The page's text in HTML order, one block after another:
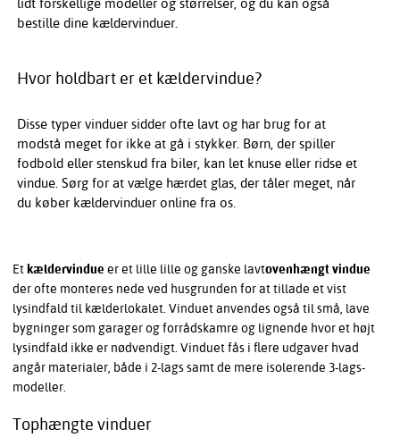
bestille dine kældervinduer.
Hvor holdbart er et kældervindue?
Disse typer vinduer sidder ofte lavt og har brug for at
modstå meget for ikke at gå i stykker. Børn, der spiller
fodbold eller stenskud fra biler, kan let knuse eller ridse et
vindue. Sørg for at vælge hærdet glas, der tåler meget, når
du køber kældervinduer online fra os.
Et kældervindue er et lille lille og ganske lavtovenhængt vindue
der ofte monteres nede ved husgrunden for at tillade et vist
lysindfald til kælderlokalet. Vinduet anvendes også til små, lave
bygninger som garager og forrådskamre og lignende hvor et højt
lysindfald ikke er nødvendigt. Vinduet fås i flere udgaver hvad
angår materialer, både i 2-lags samt de mere isolerende 3-lags-
modeller.
Tophængte vinduer